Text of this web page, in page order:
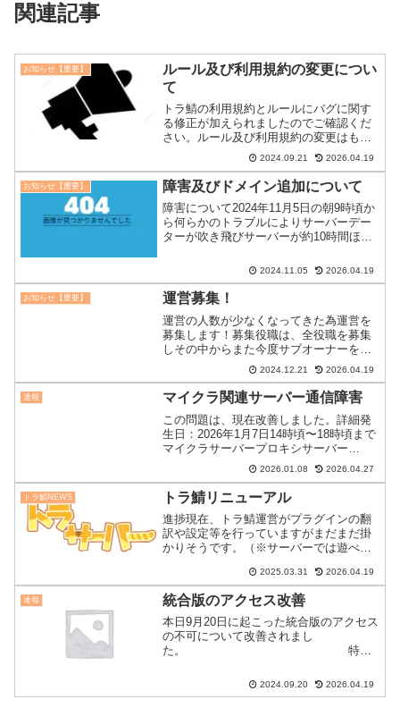
関連記事
お知らせ【重要】
ルール及び利用規約の変更につい
て
トラ鯖の利用規約とルールにバグに関す
る修正が加えられましたのでご確認くだ
さい。ルール及び利用規約の変更はもう
すでにこちらで公開されているので詳細
をご確認ください。これらの適応期間は
2024年9月23日0時〜です。ご確認よろし
くお願いします。
2024.09.21 2026.04.19
お知らせ【重要】 障害及びドメイン追加について
障害について2024年11月5日の朝9時頃か
ら何らかのトラブルによりサーバーデー
ターが吹き飛びサーバーが約10時間ほど
サーバーデータは2024年11月3日12時時
点ので復旧しております。現在原因解明
と今後...
2024.11.05 2026.04.19
お知らせ【重要】 運営募集！
運営の人数が少なくなってきた為運営を
募集します！募集役職は、全役職を募集
しその中からまた今度サブオーナーを決
めたいと思いますので是非どの役職でも
いいので、応募してみてください！詳細
≫≫
2024.12.21 2026.04.19
速報 マイクラ関連サーバー通信障害
この問題は、現在改善しました。詳細発
生日：2026年1月7日14時頃〜18時頃まで
マイクラサーバープロキシサーバー
Node1 DBサーバーNode2 DBサーバー
uptimekuma原因マイクラサーバーのネッ
トワーク関連のメンテナンスを行っ...
2026.01.08 2026.04.27
トラ鯖NEWS トラ鯖リニューアル
進捗現在、トラ鯖運営がプラグインの翻
訳や設定等を行っていますがまだまだ掛
かりそうです。（※サーバーでは遊べま
態にはしてるのでぜひ遊んでください。
公開しつつリニューアルを進めます！！
また、サーバーだけではな...
2025.03.31 2026.04.19
速報 統合版のアクセス改善
本日9月20日に起こった統合版のアクセス
の不可について改善されまし
た。 特に
2024.09.20 2026.04.19